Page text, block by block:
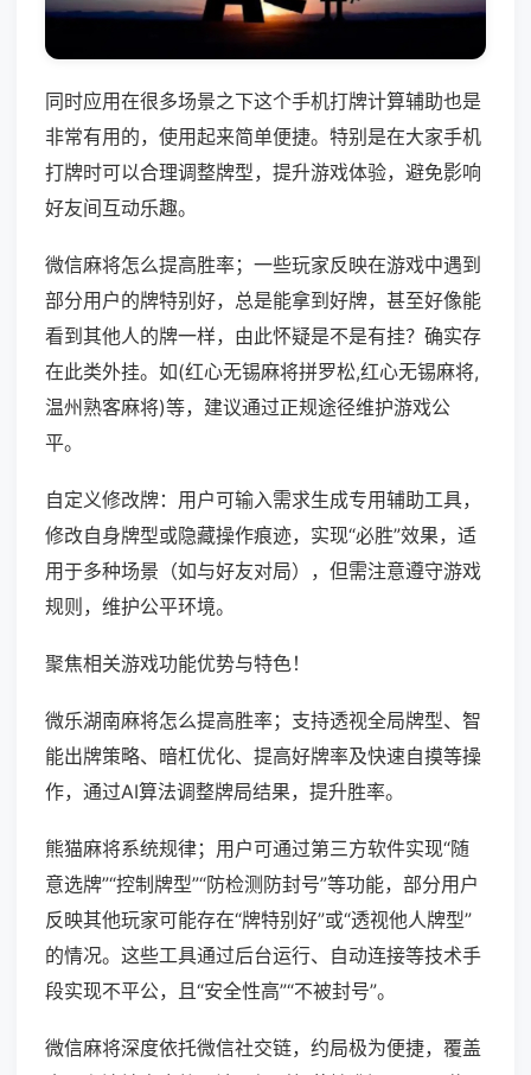
同时应用在很多场景之下这个手机打牌计算辅助也是
非常有用的，使用起来简单便捷。特别是在大家手机
打牌时可以合理调整牌型，提升游戏体验，避免影响
好友间互动乐趣。
微信麻将怎么提高胜率；一些玩家反映在游戏中遇到
部分用户的牌特别好，总是能拿到好牌，甚至好像能
看到其他人的牌一样，由此怀疑是不是有挂？确实存
在此类外挂。如(红心无锡麻将拼罗松,红心无锡麻将,
温州熟客麻将)等，建议通过正规途径维护游戏公
平。
自定义修改牌：用户可输入需求生成专用辅助工具，
修改自身牌型或隐藏操作痕迹，实现“必胜”效果，适
用于多种场景（如与好友对局），但需注意遵守游戏
规则，维护公平环境。
聚焦相关游戏功能优势与特色！
微乐湖南麻将怎么提高胜率；支持透视全局牌型、智
能出牌策略、暗杠优化、提高好牌率及快速自摸等操
作，通过AI算法调整牌局结果，提升胜率。
熊猫麻将系统规律；用户可通过第三方软件实现“随
意选牌”“控制牌型”“防检测防封号”等功能，部分用户
反映其他玩家可能存在“牌特别好”或“透视他人牌型”
的情况。这些工具通过后台运行、自动连接等技术手
段实现不平公，且“安全性高”“不被封号”。
微信麻将深度依托微信社交链，约局极为便捷，覆盖